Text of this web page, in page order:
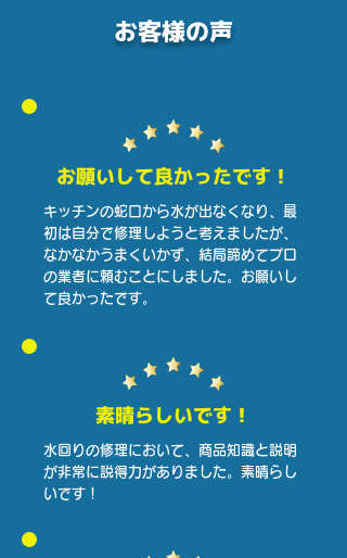
お客様の声
お願いして良かったです！
キッチンの蛇口から水が出なくなり、最
初は自分で修理しようと考えましたが、
なかなかうまくいかず、結局諦めてプロ
の業者に頼むことにしました。お願いし
て良かったです。
素晴らしいです！
水回りの修理において、商品知識と説明
が非常に説得力がありました。 素晴らし
いです！